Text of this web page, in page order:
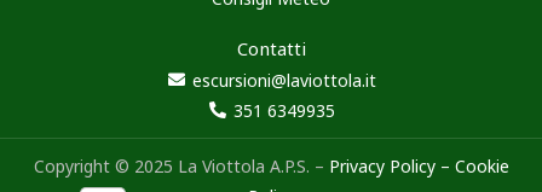
Contatti
escursioni@laviottola.it
351 6349935
Copyright © 2025 La Viottola A.P.S. – Privacy Policy– Cookie